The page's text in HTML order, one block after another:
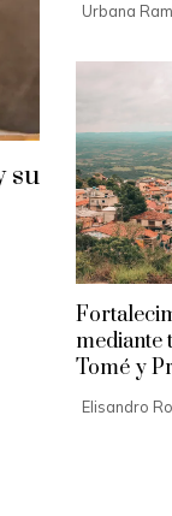
su
Urbana
mediante
Tomé y
Elisandro